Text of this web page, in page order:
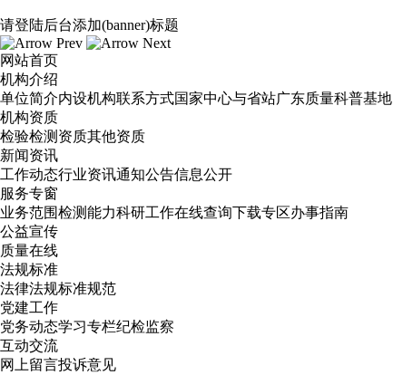
请登陆后台添加(banner)标题
网站首页
机构介绍
单位简介内设机构联系方式国家中心与省站广东质量科普基地
机构资质
检验检测资质其他资质
新闻资讯
工作动态行业资讯通知公告信息公开
服务专窗
业务范围检测能力科研工作在线查询下载专区办事指南
公益宣传
质量在线
法规标准
法律法规标准规范
党建工作
党务动态学习专栏纪检监察
互动交流
网上留言投诉意见